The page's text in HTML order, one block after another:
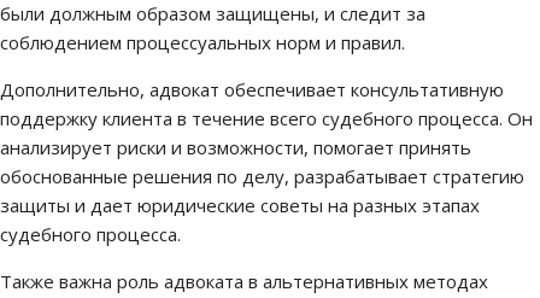
были должным образом защищены, и следит за
соблюдением процессуальных норм и правил.
Дополнительно, адвокат обеспечивает консультативную
поддержку клиента в течение всего судебного процесса. Он
анализирует риски и возможности, помогает принять
обоснованные решения по делу, разрабатывает стратегию
защиты и дает юридические советы на разных этапах
судебного процесса.
Также важна роль адвоката в альтернативных методах